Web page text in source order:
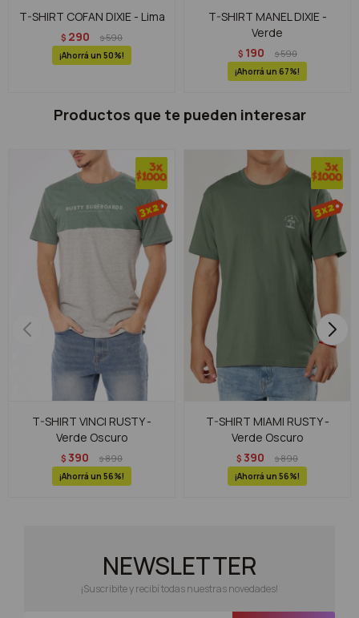
T-SHIRT COFAN DIXIE - Lima
$ 290 $590
50
T-SHIRT MANEL DIXIE -
Verde
$ 190 $590
67
Productos que te pueden interesar
T-SHIRT VINCI RUSTY -
Verde Oscuro
$ 390 $890
56
T-SHIRT MIAMI RUSTY -
Verde Oscuro
$ 390 $890
56
NEWSLETTER
¡Suscribite y recibí todas nuestras novedades!